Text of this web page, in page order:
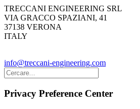
TRECCANI ENGINEERING SRL
VIA GRACCO SPAZIANI, 41
37138 VERONA
ITALY
info@treccani-engineering.com
Privacy Preference Center